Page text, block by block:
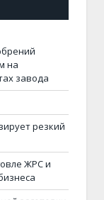
на
завода
резкий
ЖРС и